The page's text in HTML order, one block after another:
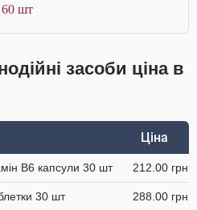
60 шт
засоби ціна в
Ціна
В6 капсули 30 шт 212.00 грн
30 шт 288.00 грн